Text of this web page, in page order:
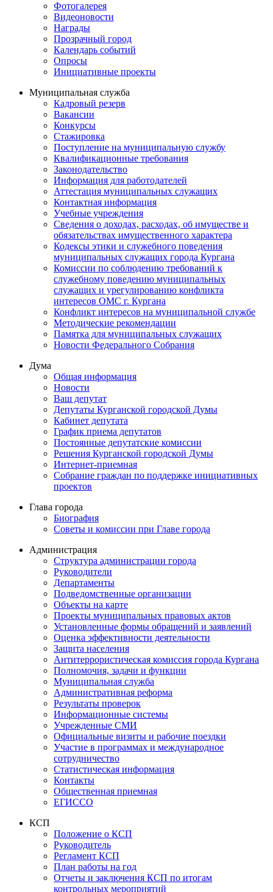
Фотогалерея
Видеоновости
Награды
Прозрачный город
Календарь событий
Опросы
Инициативные проекты
Муниципальная служба
Кадровый резерв
Вакансии
Конкурсы
Стажировка
Поступление на муниципальную службу
Квалификационные требования
Законодательство
Информация для работодателей
Аттестация муниципальных служащих
Контактная информация
Учебные учреждения
Сведения о доходах, расходах, об имуществе и
обязательствах имущественного характера
Кодексы этики и служебного поведения
муниципальных служащих города Кургана
Комиссии по соблюдению требований к
служебному поведению муниципальных
служащих и урегулированию конфликта
интересов ОМС г. Кургана
Конфликт интересов на муниципальной службе
Методические рекомендации
Памятка для муниципальных служащих
Новости Федерального Cобрания
Дума
Общая информация
Новости
Ваш депутат
Депутаты Курганской городской Думы
Кабинет депутата
График приема депутатов
Постоянные депутатские комиссии
Решения Курганской городской Думы
Интернет-приемная
Собрание граждан по поддержке инициативных
проектов
Глава города
Биография
Советы и комиссии при Главе города
Администрация
Структура администрации города
Руководители
Департаменты
Подведомственные организации
Объекты на карте
Проекты муниципальных правовых актов
Установленные формы обращений и заявлений
Оценка эффективности деятельности
Защита населения
Антитеррористическая комиссия города Кургана
Полномочия, задачи и функции
Муниципальная служба
Административная реформа
Результаты проверок
Информационные системы
Учрежденные СМИ
Официальные визиты и рабочие поездки
Участие в программах и международное
сотрудничество
Статистическая информация
Контакты
Общественная приемная
ЕГИССО
КСП
Положение о КСП
Руководитель
Регламент КСП
План работы на год
Отчеты и заключения КСП по итогам
контрольных мероприятий